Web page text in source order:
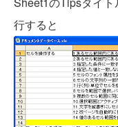
行すると